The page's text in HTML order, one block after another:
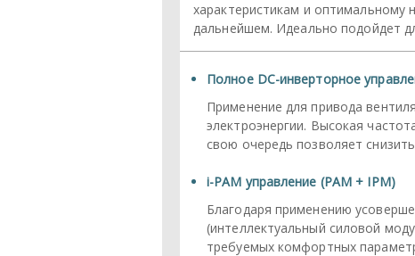
характеристикам и оптимальному
дальнейшем. Идеально подойдет
Полное DC-инверторное
Применение для привода
электроэнергии. Высокая
свою очередь позволяет
i-PAM управление (PAM + IPM)
Благодаря применению
(интеллектуальный силовой
требуемых комфортных